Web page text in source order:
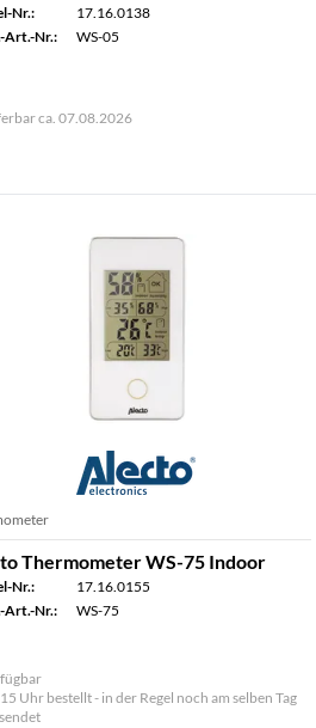
Nr.:
17.16.0138
Art.-Nr.:
WS-05
ca. 07.08.2026
Thermometer WS-75 Indoor
Nr.:
17.16.0155
Art.-Nr.:
WS-75
Uhr bestellt - in der Regel noch am selben Tag